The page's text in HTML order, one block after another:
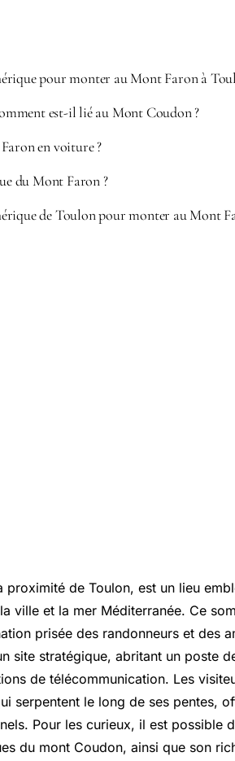
pour monter au Mont Faron à
est-il lié au Mont Coudon ?
en voiture ?
du Mont Faron ?
de Toulon pour monter au Mont
proximité de Toulon, est un lieu
ville et la mer Méditerranée. Ce
prisée des randonneurs et des
site stratégique, abritant un poste
de télécommunication. Les
serpentent le long de ses pentes,
Pour les curieux, il est possible
du mont Coudon, ainsi que son